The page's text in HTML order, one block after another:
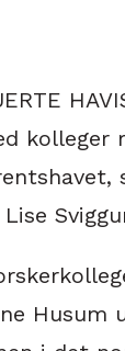
kolleger
Lise
Husum